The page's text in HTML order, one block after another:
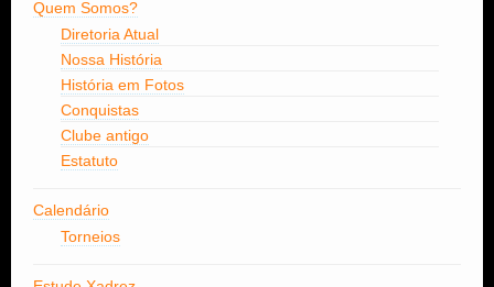
Quem Somos?
Diretoria Atual
Nossa História
História em Fotos
Conquistas
Clube antigo
Estatuto
Calendário
Torneios